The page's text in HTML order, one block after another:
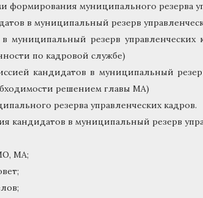
формирования муниципального резерва
в муниципальный резерв
муниципальный резерв управленческих
по кадровой службе)
кандидатов в муниципальный
решением главы МА)
резерва управленческих кадров.
кандидатов в муниципальный резерв
МА;